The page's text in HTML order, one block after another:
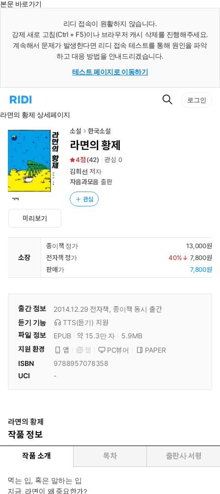
본문 바로가기
리디 접속이 원활하지 않습니다.
강제 새로 고침(Ctrl + F5)이나 브라우저 캐시 삭제를 진행해주세요.
계속해서 문제가 발생한다면 리디 접속 테스트를 통해 원인을 파악
하고 대응 방법을 안내드리겠습니다.
테스트 페이지로 이동하기
리
홈
로
이
동
검
로그인
라면의 황제 상세페이지
미리보기
소설 한국소설
라면의 황제
4 (42) 관심 0
김희선 저자
자음과모음 출판
관심
소장
종이책 정가
13,000원
전자책 정가
40%↓ 7,800원
판매가
7,800원
출간 정보 2014.12.29 전자책, 종이책 동시 출간
듣기 기능
TTS(듣기) 지원
파일 정보
EPUB 약 15.3만 자
5.9MB
지원 환경
앱 웹 PC뷰어
PAPER
ISBN
9788957078358
UCI
-
라면의 황제
작품 정보
작품 소개 목차 출판사 서평
먹는 입, 혹은 말하는 입
지금, 라면이 왜 중요한가?